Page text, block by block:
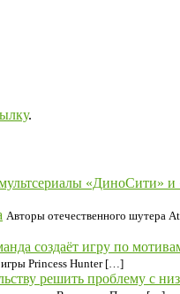
.
«ДиноСити» и
Авторы отечественного шутера
создаёт игру по
игры Princess Hunter […]
решить проблему с